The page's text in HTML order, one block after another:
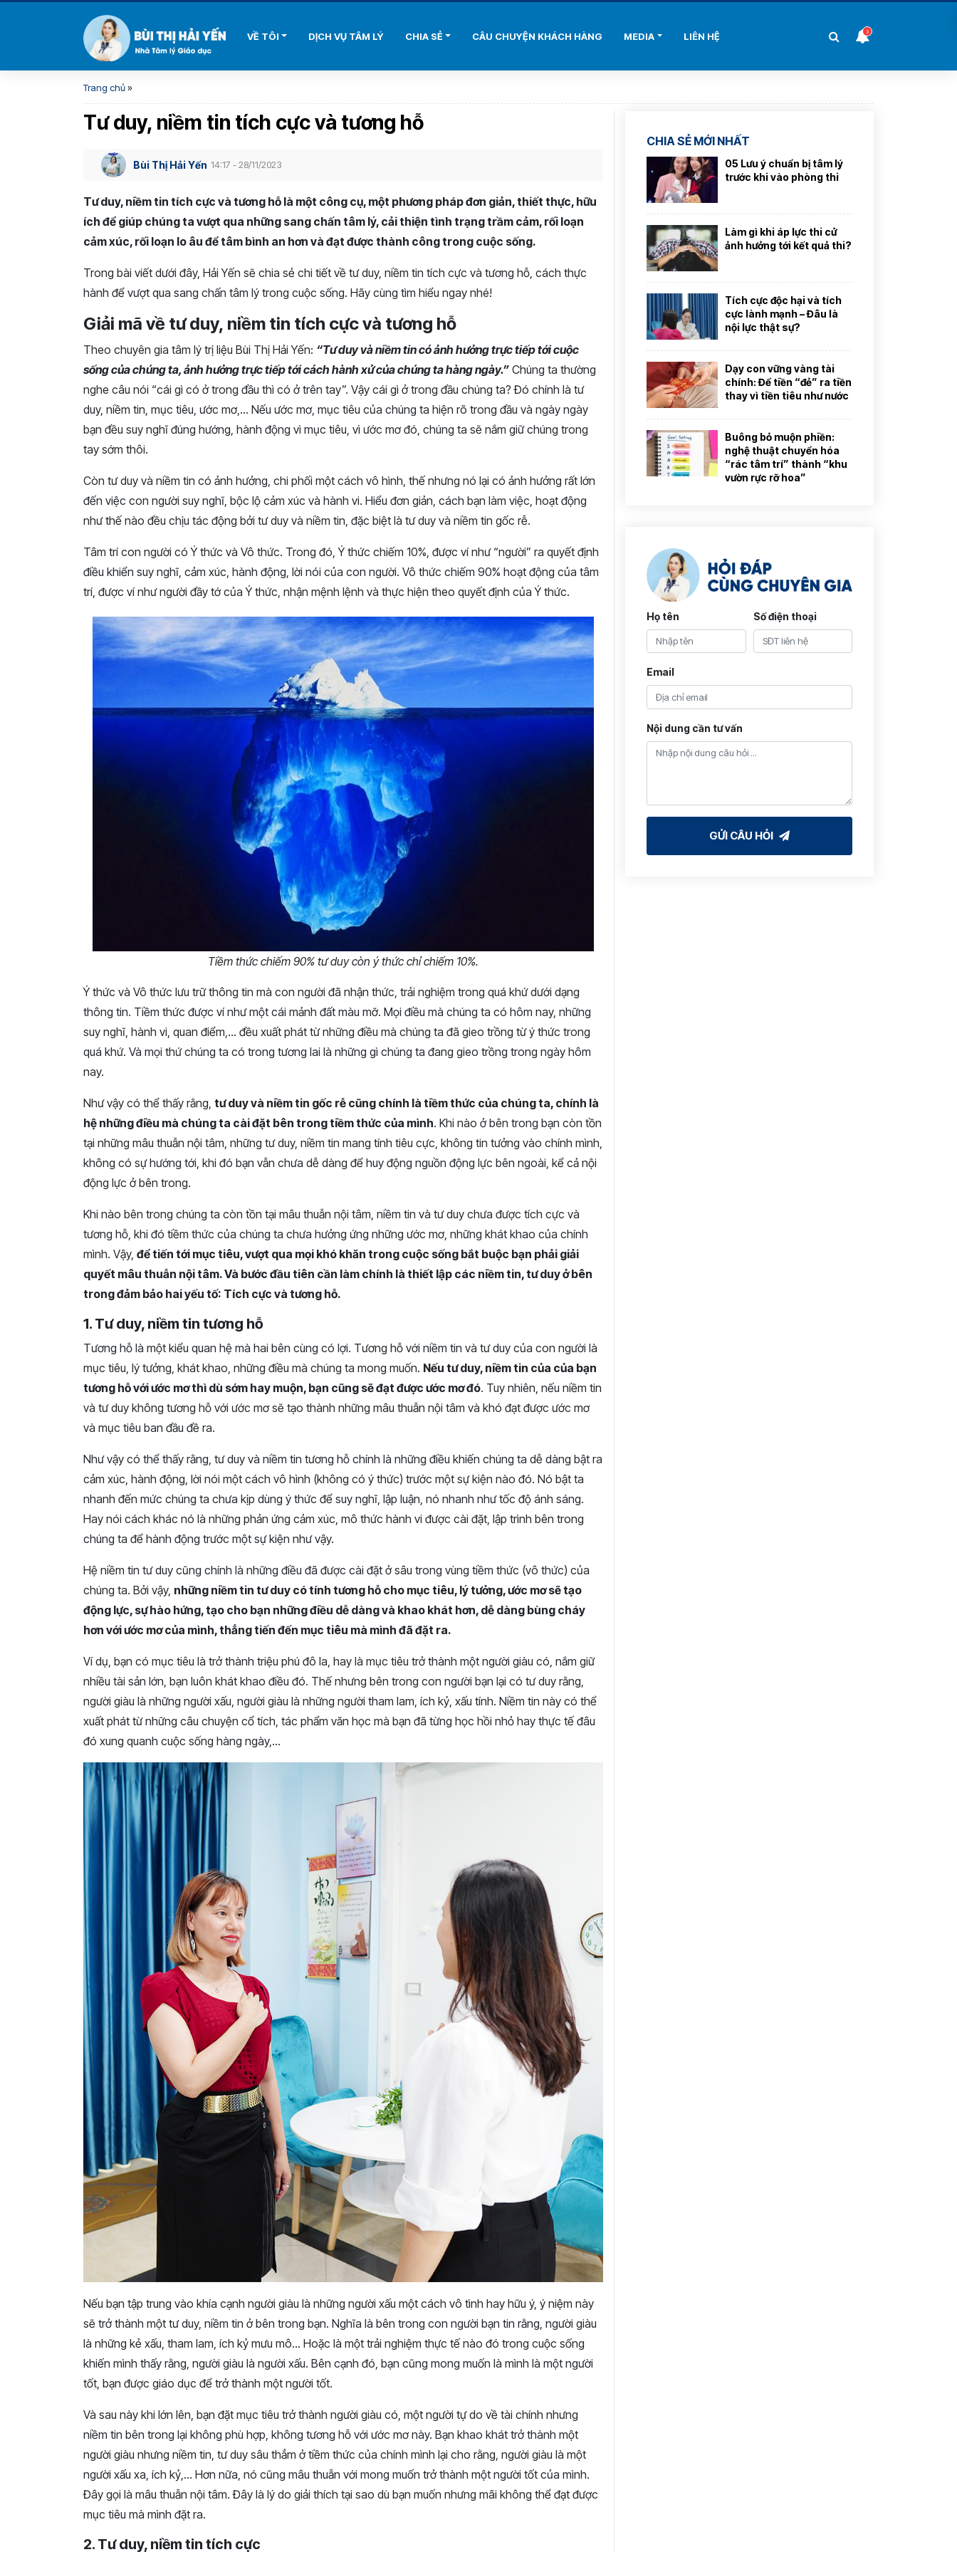
3
VỀ TÔI DỊCH VỤ TÂM LÝ CHIA SẺ CÂU CHUYỆN KHÁCH HÀNG MEDIA LIÊN HỆ
Trang chủ»
Tư duy, niềm tin tích cực và tương hỗ
Bùi Thị Hải Yến 14:17 - 28/11/2023
Tư duy, niềm tin tích cực và tương hỗ là một công cụ, một phương pháp đơn giản, thiết thực, hữu
ích để giúp chúng ta vượt qua những sang chấn tâm lý, cải thiện tình trạng trầm cảm, rối loạn
cảm xúc, rối loạn lo âu để tâm bình an hơn và đạt được thành công trong cuộc sống.
Trong bài viết dưới đây, Hải Yến sẽ chia sẻ chi tiết về tư duy, niềm tin tích cực và tương hỗ, cách thực
hành để vượt qua sang chấn tâm lý trong cuộc sống. Hãy cùng tìm hiểu ngay nhé!
Giải mã về tư duy, niềm tin tích cực và tương hỗ
Theo chuyên gia tâm lý trị liệu Bùi Thị Hải Yến: “Tư duy và niềm tin có ảnh hưởng trực tiếp tới cuộc
sống của chúng ta, ảnh hưởng trực tiếp tới cách hành xử của chúng ta hàng ngày.” Chúng ta thường
nghe câu nói “cái gì có ở trong đầu thì có ở trên tay”. Vậy cái gì ở trong đầu chúng ta? Đó chính là tư
duy, niềm tin, mục tiêu, ước mơ,… Nếu ước mơ, mục tiêu của chúng ta hiện rõ trong đầu và ngày ngày
bạn đều suy nghĩ đúng hướng, hành động vì mục tiêu, vì ước mơ đó, chúng ta sẽ nắm giữ chúng trong
tay sớm thôi.
Còn tư duy và niềm tin có ảnh hưởng, chi phối một cách vô hình, thế nhưng nó lại có ảnh hưởng rất lớn
đến việc con người suy nghĩ, bộc lộ cảm xúc và hành vi. Hiểu đơn giản, cách bạn làm việc, hoạt động
như thế nào đều chịu tác động bởi tư duy và niềm tin, đặc biệt là tư duy và niềm tin gốc rễ.
Tâm trí con người có Ý thức và Vô thức. Trong đó, Ý thức chiếm 10%, được ví như “người” ra quyết định
điều khiển suy nghĩ, cảm xúc, hành động, lời nói của con người. Vô thức chiếm 90% hoạt động của tâm
trí, được ví như người đầy tớ của Ý thức, nhận mệnh lệnh và thực hiện theo quyết định của Ý thức.
Tiềm thức chiếm 90% tư duy còn ý thức chỉ chiếm 10%.
Ý thức và Vô thức lưu trữ thông tin mà con người đã nhận thức, trải nghiệm trong quá khứ dưới dạng
thông tin. Tiềm thức được ví như một cái mảnh đất màu mỡ. Mọi điều mà chúng ta có hôm nay, những
suy nghĩ, hành vi, quan điểm,… đều xuất phát từ những điều mà chúng ta đã gieo trồng từ ý thức trong
quá khứ. Và mọi thứ chúng ta có trong tương lai là những gì chúng ta đang gieo trồng trong ngày hôm
nay.
Như vậy có thể thấy rằng, tư duy và niềm tin gốc rễ cũng chính là tiềm thức của chúng ta, chính là
hệ những điều mà chúng ta cài đặt bên trong tiềm thức của mình. Khi nào ở bên trong bạn còn tồn
tại những mâu thuẫn nội tâm, những tư duy, niềm tin mang tính tiêu cực, không tin tưởng vào chính mình,
không có sự hướng tới, khi đó bạn vẫn chưa dễ dàng để huy động nguồn động lực bên ngoài, kể cả nội
động lực ở bên trong.
Khi nào bên trong chúng ta còn tồn tại mâu thuẫn nội tâm, niềm tin và tư duy chưa được tích cực và
tương hỗ, khi đó tiềm thức của chúng ta chưa hưởng ứng những ước mơ, những khát khao của chính
mình. Vậy, để tiến tới mục tiêu, vượt qua mọi khó khăn trong cuộc sống bắt buộc bạn phải giải
quyết mâu thuẫn nội tâm. Và bước đầu tiên cần làm chính là thiết lập các niềm tin, tư duy ở bên
trong đảm bảo hai yếu tố: Tích cực và tương hỗ.
1. Tư duy, niềm tin tương hỗ
Tương hỗ là một kiểu quan hệ mà hai bên cùng có lợi. Tương hỗ với niềm tin và tư duy của con người là
mục tiêu, lý tưởng, khát khao, những điều mà chúng ta mong muốn. Nếu tư duy, niềm tin của của bạn
tương hỗ với ước mơ thì dù sớm hay muộn, bạn cũng sẽ đạt được ước mơ đó. Tuy nhiên, nếu niềm tin
và tư duy không tương hỗ với ước mơ sẽ tạo thành những mâu thuẫn nội tâm và khó đạt được ước mơ
và mục tiêu ban đầu đề ra.
Như vậy có thể thấy rằng, tư duy và niềm tin tương hỗ chính là những điều khiến chúng ta dễ dàng bật ra
cảm xúc, hành động, lời nói một cách vô hình (không có ý thức) trước một sự kiện nào đó. Nó bật ta
nhanh đến mức chúng ta chưa kịp dùng ý thức để suy nghĩ, lập luận, nó nhanh như tốc độ ánh sáng.
Hay nói cách khác nó là những phản ứng cảm xúc, mô thức hành vi được cài đặt, lập trình bên trong
chúng ta để hành động trước một sự kiện như vậy.
Hệ niềm tin tư duy cũng chính là những điều đã được cài đặt ở sâu trong vùng tiềm thức (vô thức) của
chúng ta. Bởi vậy, những niềm tin tư duy có tính tương hỗ cho mục tiêu, lý tưởng, ước mơ sẽ tạo
động lực, sự hào hứng, tạo cho bạn những điều dễ dàng và khao khát hơn, dễ dàng bùng cháy
hơn với ước mơ của mình, thẳng tiến đến mục tiêu mà mình đã đặt ra.
Ví dụ, bạn có mục tiêu là trở thành triệu phú đô la, hay là mục tiêu trở thành một người giàu có, nắm giữ
nhiều tài sản lớn, bạn luôn khát khao điều đó. Thế nhưng bên trong con người bạn lại có tư duy rằng,
người giàu là những người xấu, người giàu là những người tham lam, ích kỷ, xấu tính. Niềm tin này có thể
xuất phát từ những câu chuyện cổ tích, tác phẩm văn học mà bạn đã từng học hồi nhỏ hay thực tế đâu
đó xung quanh cuộc sống hàng ngày,…
Nếu bạn tập trung vào khía cạnh người giàu là những người xấu một cách vô tình hay hữu ý, ý niệm này
sẽ trở thành một tư duy, niềm tin ở bên trong bạn. Nghĩa là bên trong con người bạn tin rằng, người giàu
là những kẻ xấu, tham lam, ích kỷ mưu mô… Hoặc là một trải nghiệm thực tế nào đó trong cuộc sống
khiến mình thấy rằng, người giàu là người xấu. Bên cạnh đó, bạn cũng mong muốn là mình là một người
tốt, bạn được giáo dục để trở thành một người tốt.
Và sau này khi lớn lên, bạn đặt mục tiêu trở thành người giàu có, một người tự do về tài chính nhưng
niềm tin bên trong lại không phù hợp, không tương hỗ với ước mơ này. Bạn khao khát trở thành một
người giàu nhưng niềm tin, tư duy sâu thẳm ở tiềm thức của chính mình lại cho rằng, người giàu là một
người xấu xa, ích kỷ,… Hơn nữa, nó cũng mâu thuẫn với mong muốn trở thành một người tốt của mình.
Đây gọi là mâu thuẫn nội tâm. Đây là lý do giải thích tại sao dù bạn muốn nhưng mãi không thể đạt được
mục tiêu mà mình đặt ra.
2. Tư duy, niềm tin tích cực
CHIA SẺ MỚI NHẤT
05 Lưu ý chuẩn bị tâm lý
trước khi vào phòng thi
Làm gì khi áp lực thi cử
ảnh hưởng tới kết quả thi?
Tích cực độc hại và tích
cực lành mạnh – Đâu là
nội lực thật sự?
Dạy con vững vàng tài
chính: Để tiền “đẻ” ra tiền
thay vì tiền tiêu như nước
Buông bỏ muộn phiền:
nghệ thuật chuyển hóa
“rác tâm trí” thành “khu
vườn rực rỡ hoa”
Họ tên Số điện thoại
Email
Nội dung cần tư vấn
GỬI CÂU HỎI